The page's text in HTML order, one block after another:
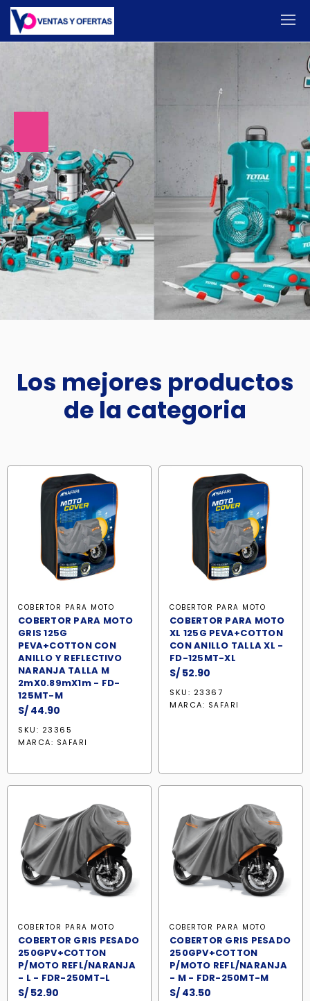
Los mejores productos
de la categoria
COBERTOR PARA MOTO
COBERTOR PARA MOTO
GRIS 125G
PEVA+COTTON CON
ANILLO Y REFLECTIVO
NARANJA TALLA M
2mX0.89mX1m - FD-
125MT-M
S/ 44.90
SKU: 23365
MARCA: SAFARI
COBERTOR PARA MOTO
COBERTOR PARA MOTO
XL 125G PEVA+COTTON
CON ANILLO TALLA XL -
FD-125MT-XL
S/ 52.90
SKU: 23367
MARCA: SAFARI
COBERTOR PARA MOTO
COBERTOR GRIS PESADO
250GPV+COTTON
P/MOTO REFL/NARANJA
- L - FDR-250MT-L
S/ 52.90
COBERTOR PARA MOTO
COBERTOR GRIS PESADO
250GPV+COTTON
P/MOTO REFL/NARANJA
- M - FDR-250MT-M
S/ 43.50